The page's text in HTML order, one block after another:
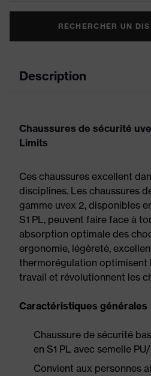
RECHERCHER UN
Description
Chaussures de sécurité
Limits
Ces chaussures excellent
disciplines. Les chaussures
gamme uvex 2, disponibles
S1 PL, peuvent faire face à
absorption optimale des
ergonomie, légèreté,
thermorégulation optimisent
travail et révolutionnent les
Caractéristiques générales
Chaussure de sécurité
en S1 PL avec semelle
Convient aux personnes